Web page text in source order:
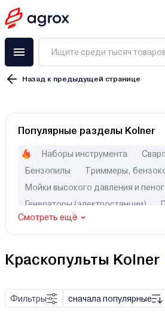
Назад к предыдущей странице
Популярные разделы Kolner
Смотреть ещё
Наборы инструмента
Бензопилы
Триммеры,
Мойки высокого давления и
Генераторы (электростанции)
Шуруповерты
Краскопульты Kolner
Краскопульт
Покрасочная станция
Набор пневмоинструмента
Аксессуары
Аккумуляторный
Фильтры сначала популярные